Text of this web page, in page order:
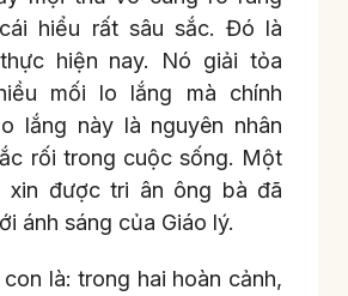
hiểu rất sâu sắc. Đó là
hiện nay. Nó giải tỏa
mối lo lắng mà chính
lắng này là nguyên nhân
rối trong cuộc sống. Một
xin được tri ân ông bà đã
ánh sáng của Giáo lý.
là: trong hai hoàn cảnh,